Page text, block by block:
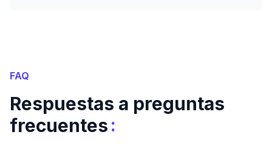
FAQ
Respuestas a preguntas
frecuentes: